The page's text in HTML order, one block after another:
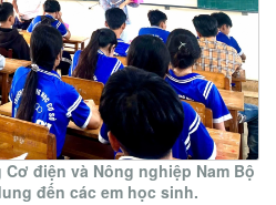
điện và Nông nghiệp Nam Bộ
đến các em học sinh.